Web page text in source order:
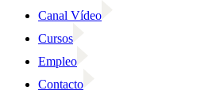
Canal Vídeo
Cursos
Empleo
Contacto